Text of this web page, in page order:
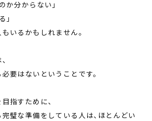
か分からない」
」
いるかもしれません。
要はないということです。
指すために、
璧な準備をしている人は、ほとんどい